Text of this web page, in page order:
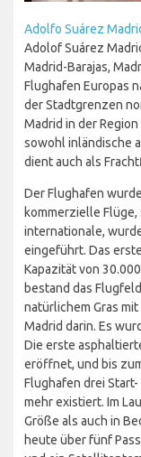
Adolfo Suárez
Adolof Suárez
Madrid-Barajas,
Flughafen Europas
der Stadtgrenzen
Madrid in der
sowohl inländische
dient auch als
Der Flughafen
kommerzielle
internationale,
eingeführt. Das
Kapazität von
bestand das
natürlichem Gras
Madrid darin. Es
Die erste
eröffnet, und bis
Flughafen drei
mehr existiert. Im
Größe als auch in
heute über fünf